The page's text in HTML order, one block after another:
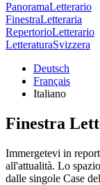
PanoramaLetterario
FinestraLetteraria
RepertorioLetterario
LetteraturaSvizzera
Deutsch
Français
Italiano
Finestra
Immergetevi in
all'attualità. Lo
dalle singole Case